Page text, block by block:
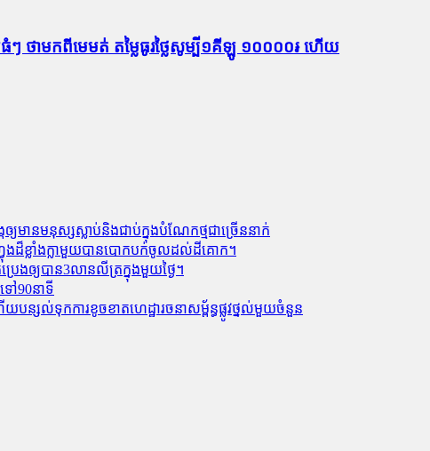
បធំៗ ថាមកពីមេមត់ តម្លៃធូរថ្លៃសូម្បី១គីឡូ ១០០០០៛ ហើយ
យមានមនុស្សស្លាប់​និង​ជាប់ក្នុងបំណែកថ្មជាច្រើននាក់
ងដ៏ខ្លាំងក្លាមួយបានបោកបក់ចូលដល់ដីគោក។
េងឲ្យបាន3លានលីត្រក្នុងមួយថ្ងៃ។
ៅ90នាទី
ល់​ទុក​ការ​ខូចខាត​ហេដ្ឋារចនាសម្ព័ន្ធ​ផ្លូវថ្នល់​មួយ​ចំនួន